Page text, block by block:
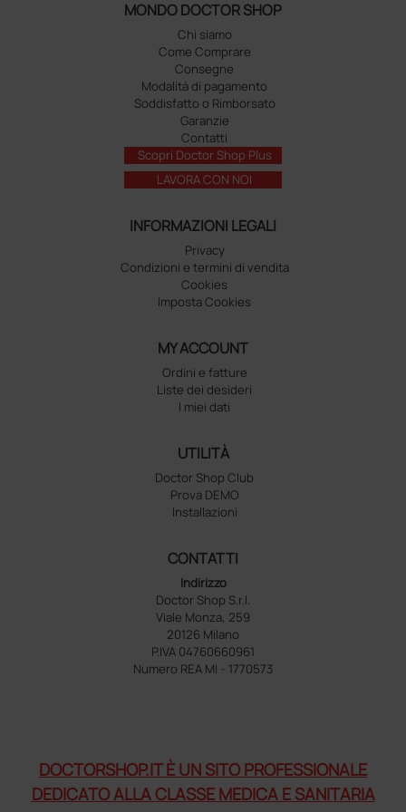
MONDO DOCTOR SHOP
Chi siamo
Come Comprare
Consegne
Modalità di pagamento
Soddisfatto o Rimborsato
Garanzie
Contatti
Scopri Doctor Shop Plus
LAVORA CON NOI
INFORMAZIONI LEGALI
Privacy
Condizioni e termini di vendita
Cookies
Imposta Cookies
MY ACCOUNT
Ordini e fatture
Liste dei desideri
I miei dati
UTILITÀ
Doctor Shop Club
Prova DEMO
Installazioni
CONTATTI
Indirizzo
Doctor Shop S.r.l.
Viale Monza, 259
20126 Milano
P.IVA 04760660961
Numero REA MI - 1770573
DOCTORSHOP.IT È UN SITO PROFESSIONALE
DEDICATO ALLA CLASSE MEDICA E SANITARIA